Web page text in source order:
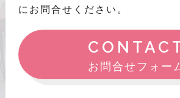
にお問合せください。
お問合せフォー